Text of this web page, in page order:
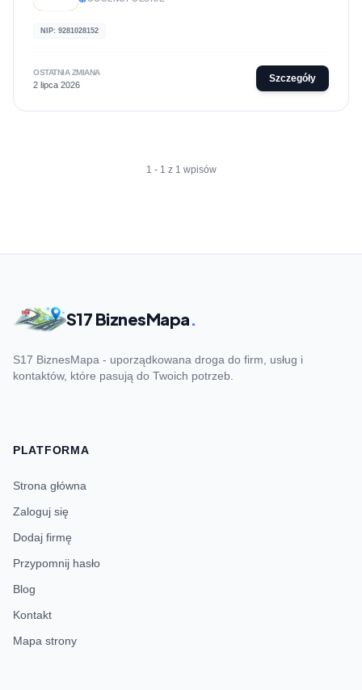
NIP: 9281028152
OSTATNIA ZMIANA
2 lipca 2026
Szczegóły
1 - 1 z 1 wpisów
S17 BiznesMapa.
S17 BiznesMapa - uporządkowana droga do firm, usług i
kontaktów, które pasują do Twoich potrzeb.
PLATFORMA
Strona główna
Zaloguj się
Dodaj firmę
Przypomnij hasło
Blog
Kontakt
Mapa strony